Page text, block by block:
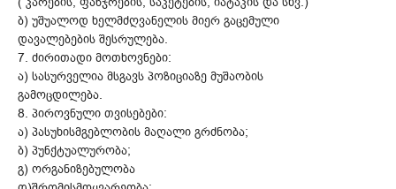
ბ) უშუალოდ ხელმძღვანელის მიერ გაცემული
დავალებების შესრულება.
7. ძირითადი მოთხოვნები:
ა) სასურველია მსგავს პოზიციაზე მუშაობის
გამოცდილება.
8. პიროვნული თვისებები:
ა) პასუხისმგებლობის მაღალი გრძნობა;
ბ) პუნქტუალურობა;
გ) ორგანიზებულობა